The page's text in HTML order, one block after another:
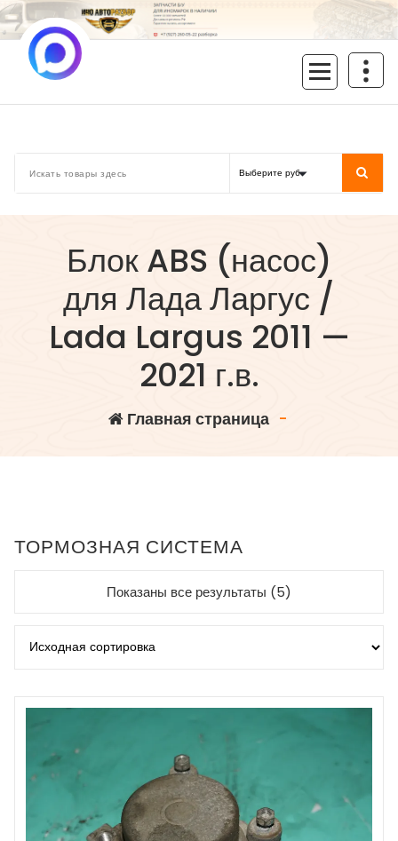
Перейти
к
содержимому
Блок ABS (насос)
для Лада Ларгус /
Lada Largus 2011 —
2021 г.в.
Главная страница-
ТОРМОЗНАЯ СИСТЕМА
Показаны все результаты (5)